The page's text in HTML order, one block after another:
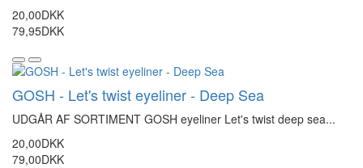
20,00DKK
79,95DKK
GOSH - Let's twist eyeliner - Deep Sea
UDGÅR AF SORTIMENT GOSH eyeliner Let's twist deep sea...
20,00DKK
79,00DKK